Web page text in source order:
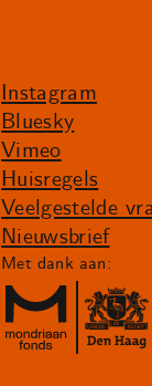
Instagram
Bluesky
Vimeo
Huisregels
Veelgestelde
Nieuwsbrief
Met dank aan: